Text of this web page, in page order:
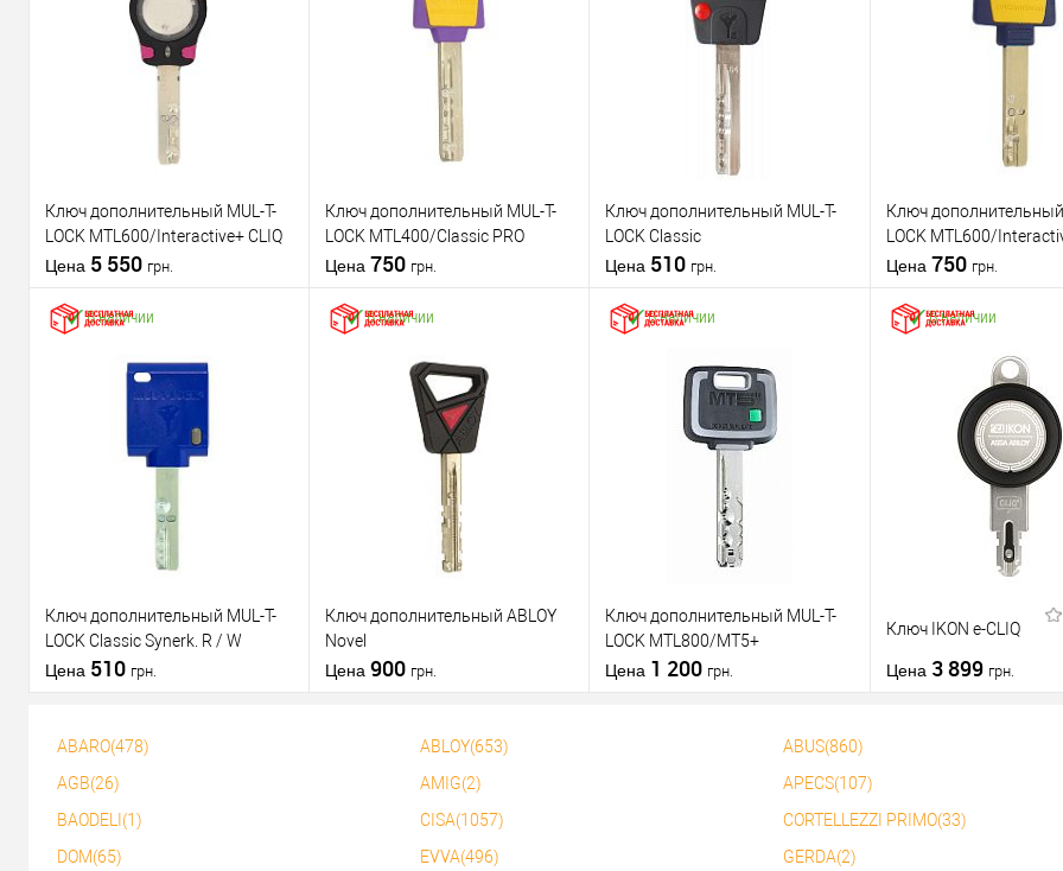
Ключ дополнительный MUL-T-
LOCK MTL600/Interactive+ CLIQ
Цена 5 550 грн.
В корзину
Ключ дополнительный MUL-T-
LOCK MTL400/Classic PRO
Цена 750 грн.
В корзину
Купить в 1
В избранное
Ключ дополнительный MUL-T-
LOCK Classic
Цена 510 грн.
Купить в 1
К
сравнению
В избранное
Ключ дополнительный
LOCK MTL600/
Цена 750 грн.
В корзину
Купить в 1
К
В избранное
В наличии
Ключ дополнительный MUL-T-
LOCK Classic Synerk. R / W
Цена 510 грн.
В корзину
Купить в 1
клик
В наличии
Ключ дополнительный ABLOY
Novel
Цена 900 грн.
В корзину
Купить в 1
К
сравнению
В наличии
Ключ дополнительный MUL-T-
LOCK MTL800/MT5+
Цена 1 200 грн.
сравнению
В наличии
Ключ IKON e-CLIQ
Цена 3 899 грн.
Купить в 1
ABARO(478) ABLOY(653)
ABUS(860)
AGB(26)
AMIG(2)
APECS(107)
BAODELI(1)
CISA(1057)
CORTELLEZZI PRIMO(33)
DOM(65)
EVVA(496)
GERDA(2)